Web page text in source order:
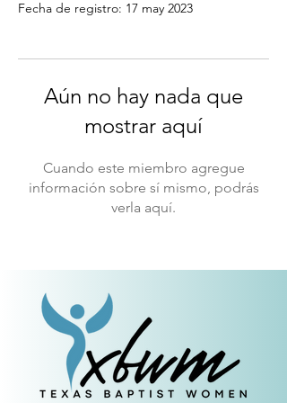
Fecha de registro: 17 may 2023
Aún no hay nada que
mostrar aquí
Cuando este miembro agregue
información sobre sí mismo, podrás
verla aquí.